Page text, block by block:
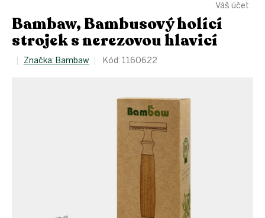
Váš účet
Kosmetika
láhve
Akce
Bambaw, Bambusový holící
strojek s nerezovou hlavicí
Značka: Bambaw Kód: 1160622